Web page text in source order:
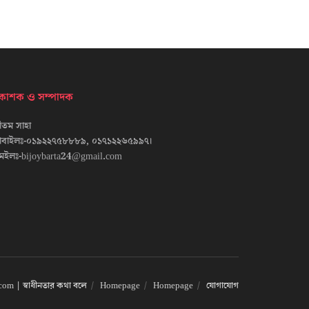
ও সম্পাদক
সাহা
০১৯২২৭৫৮৮৮৯, ০১৭১২২৬৫৯৯৭।
bijoybarta24@gmail.com
| স্বাধীনতার কথা বলে Homepage Homepage যোগাযোগ